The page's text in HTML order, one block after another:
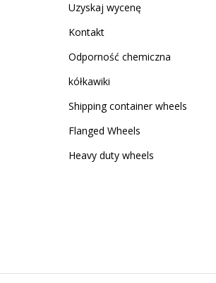
Uzyskaj wycenę
Kontakt
Odporność chemiczna
kółkawiki
Shipping container wheels
Flanged Wheels
Heavy duty wheels